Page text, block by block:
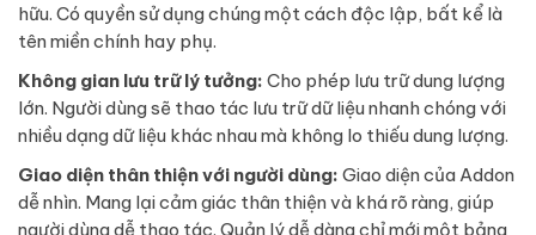
hữu. Có quyền sử dụng chúng một cách độc lập, bất kể là
tên miền chính hay phụ.
Không gian lưu trữ lý tưởng: Cho phép lưu trữ dung lượng
lớn. Người dùng sẽ thao tác lưu trữ dữ liệu nhanh chóng với
nhiều dạng dữ liệu khác nhau mà không lo thiếu dung lượng.
Giao diện thân thiện với người dùng: Giao diện của Addon
dễ nhìn. Mang lại cảm giác thân thiện và khá rõ ràng, giúp
người dùng dễ thao tác. Quản lý dễ dàng chỉ mới một bảng